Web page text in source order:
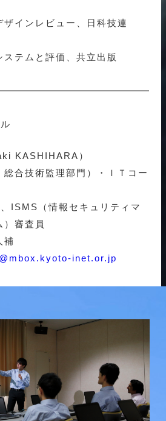
ザインレビュー、日科技連
ステムと評価、共立出版
KASHIHARA）
合技術監理部門）・ＩＴコー
ISMS（情報セキュリティマ
）審査員
補
inet.or.jp